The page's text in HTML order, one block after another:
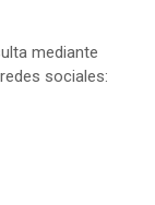
mediante
sociales: